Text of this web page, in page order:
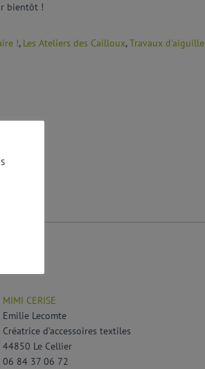
bientôt !
!, Les Ateliers des Cailloux,Travaux d'aiguille
MIMI CERISE
Emilie Lecomte
Créatrice d’accessoires textiles
44850 Le Cellier
06 84 37 06 72